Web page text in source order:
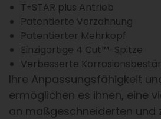
T-STAR plus Antrieb
Patentierte Verzahnung
Patentierter Mehrkopf
Einzigartige 4 Cut™-Spitze
Verbesserte
Ihre Anpassungsfähigkeit
ermöglichen es ihnen, eine
an maßgeschneiderten und